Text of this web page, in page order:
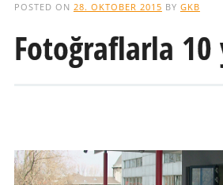
POSTED ON 28. OKTOBER 2015 BY GKB
Fotoğraflarla